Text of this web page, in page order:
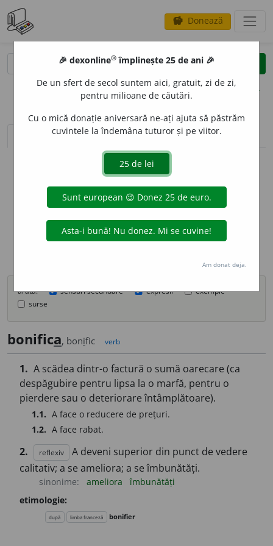
savings Donează
clear
opțiuni
sinteza definițiilor (1) definiții (16) conjugări
info
Aceste definiții sunt compilate de
echipa dexonline. Definițiile
originale se află pe filadefiniții.
preferințe
arată: sensuri secundare expresii
exemple
surse
bonifica, bonific verb
1. A scădea dintr-o factură o sumă oarecare (ca
despăgubire pentru lipsa la o marfă, pentru o
pierdere sau o deteriorare întâmplătoare).
1.1. A face o reducere de prețuri.
1.2. A face rabat.
2. reflexiv
A deveni superior din punct de vedere
calitativ; a se ameliora; a se îmbunătăți.
sinonime: ameliora
îmbunătăți
etimologie:
după limba franceză bonifier
🎉 dexonline® împlinește 25 de ani 🎉
De un sfert de secol suntem aici, gratuit, zi de zi,
pentru milioane de căutări.
Cu o mică donație aniversară ne-ați ajuta să păstrăm
cuvintele la îndemâna tuturor și pe viitor.
Am donat deja.